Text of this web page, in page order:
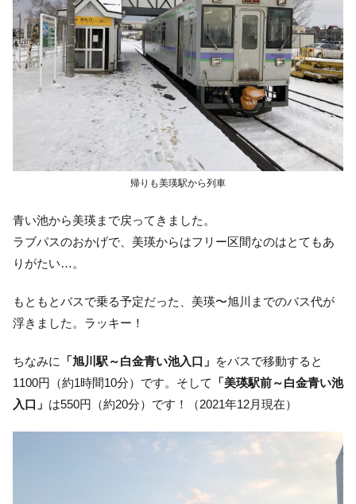
帰りも美瑛駅から列車
青い池から美瑛まで戻ってきました。
ラブパスのおかげで、美瑛からはフリー区間なのはとてもあ
りがたい…。
もともとバスで乗る予定だった、美瑛〜旭川までのバス代が
浮きました。ラッキー！
ちなみに 「旭川駅～白金青い池入口」 をバスで移動すると
1100円（約1時間10分）です。そして
「美瑛駅前～白金青い池
入口」 は550円（約20分）です！（2021年12月現在）